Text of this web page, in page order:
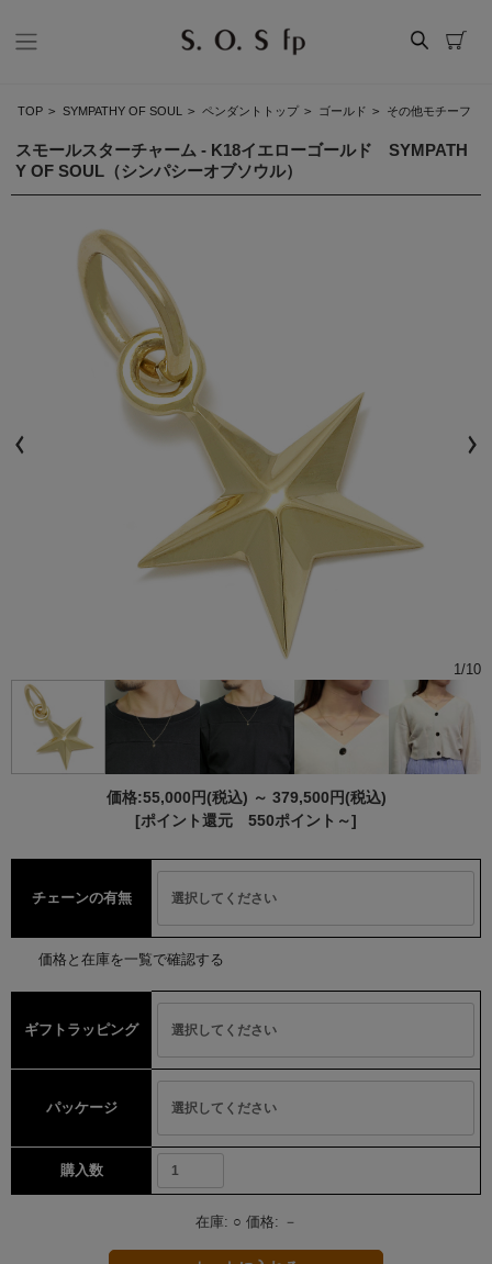
TOP > SYMPATHY OF SOUL > ペンダントトップ > ゴールド > その他モチーフ
スモールスターチャーム - K18イエローゴールド SYMPATH
Y OF SOUL（シンパシーオブソウル）
1/10
価格:55,000円(税込) ～ 379,500円(税込)
[ポイント還元 550ポイント～]
チェーンの有無
価格と在庫を一覧で確認する
在庫: ○ 価格: －
ギフトラッピング
パッケージ
購入数